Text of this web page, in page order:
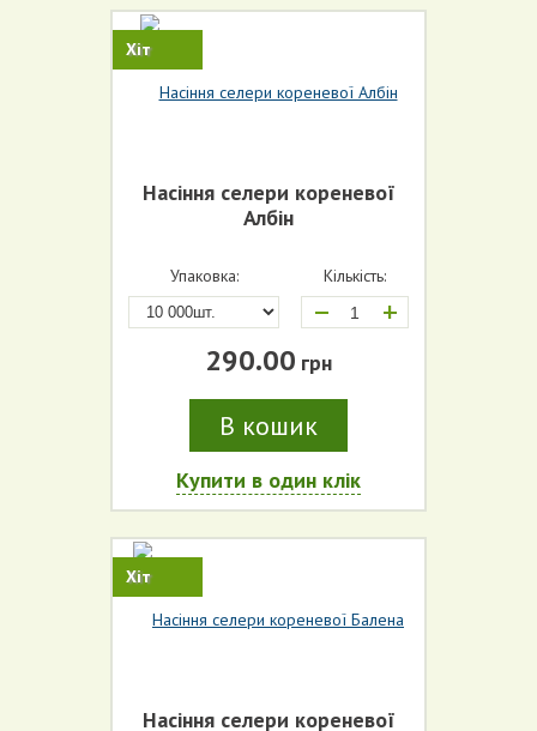
Хіт
Насіння селери кореневої
Албін
Упаковка: Кількість:
+
290.00 грн
В кошик
Купити в один клік
Хіт
Насіння селери кореневої